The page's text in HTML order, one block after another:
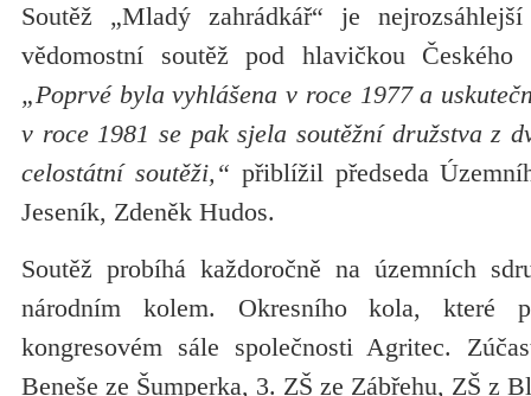
Soutěž „Mladý zahrádkář“ je
vědomostní soutěž pod hlavičkou Českého
„Poprvé byla vyhlášena v roce 1977 a
v roce 1981 se pak sjela soutěžní družstva z
celostátní soutěži,“ přiblížil předseda
Jeseník, Zdeněk Hudos.
Soutěž probíhá každoročně na územních
národním kolem. Okresního kola, které
kongresovém sále společnosti Agritec.
Beneše ze Šumperka, 3. ZŠ ze Zábřehu, ZŠ z